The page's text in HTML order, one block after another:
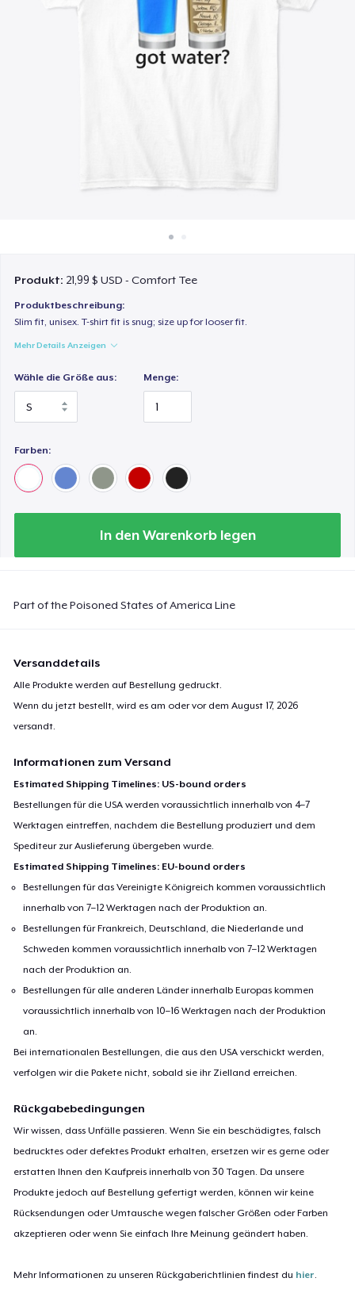
Überall verkaufen
Produkt: 21,99 $ USD - Comfort Tee
Produktbeschreibung:
Slim fit, unisex. T-shirt fit is snug; size up for looser fit.
Mehr Details Anzeigen
Wähle die Größe aus: Menge:
Farben:
In den Warenkorb legen
Part of the Poisoned States of America Line
Versanddetails
Alle Produkte werden auf Bestellung gedruckt.
Wenn du jetzt bestellt, wird es am oder vor demAugust 17, 2026
versandt.
Informationen zum Versand
Estimated Shipping Timelines: US-bound orders
Bestellungen für die USA werden voraussichtlich innerhalb von 4–7
Werktagen eintreffen, nachdem die Bestellung produziert und dem
Spediteur zur Auslieferung übergeben wurde.
Estimated Shipping Timelines: EU-bound orders
Bestellungen für das Vereinigte Königreich kommen voraussichtlich
innerhalb von 7–12 Werktagen nach der Produktion an.
Bestellungen für Frankreich, Deutschland, die Niederlande und
Schweden kommen voraussichtlich innerhalb von 7–12 Werktagen
nach der Produktion an.
Bestellungen für alle anderen Länder innerhalb Europas kommen
voraussichtlich innerhalb von 10–16 Werktagen nach der Produktion
an.
Bei internationalen Bestellungen, die aus den USA verschickt werden,
verfolgen wir die Pakete nicht, sobald sie ihr Zielland erreichen.
Rückgabebedingungen
Wir wissen, dass Unfälle passieren. Wenn Sie ein beschädigtes, falsch
bedrucktes oder defektes Produkt erhalten, ersetzen wir es gerne oder
erstatten Ihnen den Kaufpreis innerhalb von 30 Tagen. Da unsere
Produkte jedoch auf Bestellung gefertigt werden, können wir keine
Rücksendungen oder Umtausche wegen falscher Größen oder Farben
akzeptieren oder wenn Sie einfach Ihre Meinung geändert haben.
Mehr Informationen zu unseren Rückgaberichtlinien findest du hier